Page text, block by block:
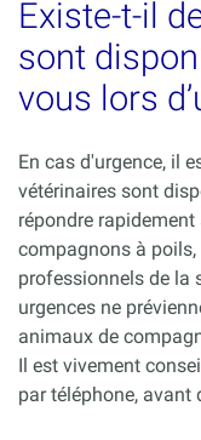
Existe-t-il
sont
vous lors
En cas d'urgence, il
vétérinaires sont
répondre
compagnons à
professionnels de la
urgences ne
animaux de
Il est vivement
par téléphone, avant